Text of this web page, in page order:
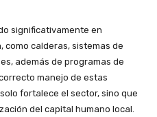
significativamente en
calderas, sistemas de
además de programas de
manejo de estas
fortalece el sector, sino que
del capital humano local.